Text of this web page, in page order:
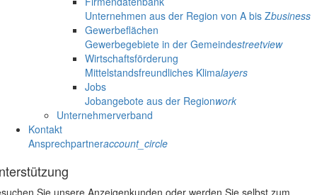
Unternehmen aus der Region von A bis Zbusiness
Gewerbeflächen
Gewerbegebiete in der Gemeindestreetview
Wirtschaftsförderung
Mittelstandsfreundliches Klimalayers
Jobs
Jobangebote aus der Regionwork
Unternehmerverband
Kontakt
Ansprechpartneraccount_circle